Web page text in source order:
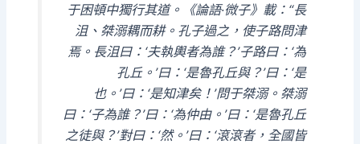
于困頓中獨行其道。《論語·微子》載：“長
沮、桀溺耦而耕。孔子過之，使子路問津
焉。長沮曰：‘夫執輿者為誰？’子路曰：‘為
孔丘。’曰：‘是魯孔丘與？’曰：‘是
也。’曰：‘是知津矣！’問于桀溺。桀溺
曰：‘子為誰？’曰：‘為仲由。’曰：‘是魯孔丘
之徒與？’對曰：‘然。’曰：‘滾滾者，全國皆